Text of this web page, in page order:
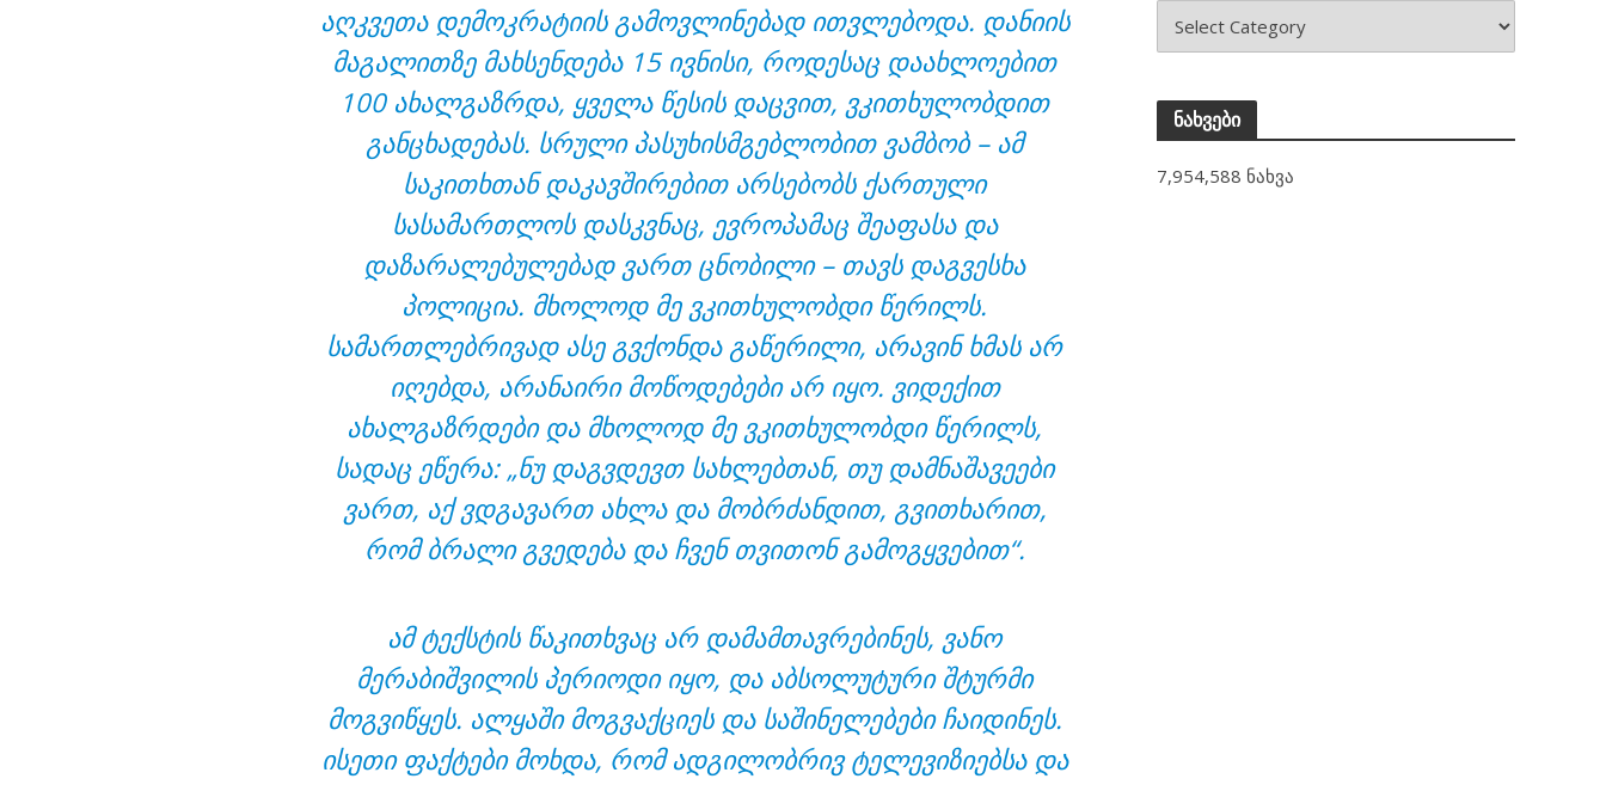
აღკვეთა დემოკრატიის გამოვლინებად ითვლებოდა. დანიის
მაგალითზე მახსენდება 15 ივნისი, როდესაც დაახლოებით
100 ახალგაზრდა, ყველა წესის დაცვით, ვკითხულობდით
განცხადებას. სრული პასუხისმგებლობით ვამბობ – ამ
საკითხთან დაკავშირებით არსებობს ქართული
სასამართლოს დასკვნაც, ევროპამაც შეაფასა და
დაზარალებულებად ვართ ცნობილი – თავს დაგვესხა
პოლიცია. მხოლოდ მე ვკითხულობდი წერილს.
სამართლებრივად ასე გვქონდა გაწერილი, არავინ ხმას არ
იღებდა, არანაირი მოწოდებები არ იყო. ვიდექით
ახალგაზრდები და მხოლოდ მე ვკითხულობდი წერილს,
სადაც ეწერა: „ნუ დაგვდევთ სახლებთან, თუ დამნაშავეები
ვართ, აქ ვდგავართ ახლა და მობრძანდით, გვითხარით,
რომ ბრალი გვედება და ჩვენ თვითონ გამოგყვებით“.
ამ ტექსტის წაკითხვაც არ დამამთავრებინეს, ვანო
მერაბიშვილის პერიოდი იყო, და აბსოლუტური შტურმი
მოგვიწყეს. ალყაში მოგვაქციეს და საშინელებები ჩაიდინეს.
ისეთი ფაქტები მოხდა, რომ ადგილობრივ ტელევიზიებსა და
ნახვები
7,954,588 ნახვა